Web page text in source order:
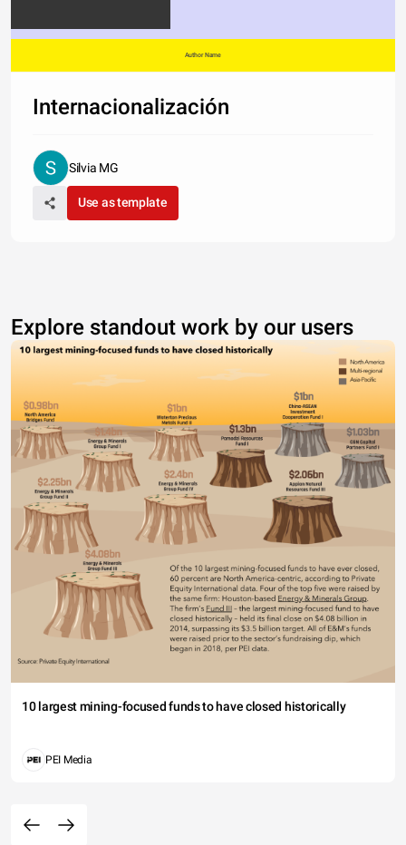
Author Name
Internacionalización
Silvia MG
Use as template
Explore standout work by our users
10 largest mining-focused funds to have closed historically
PEI Media